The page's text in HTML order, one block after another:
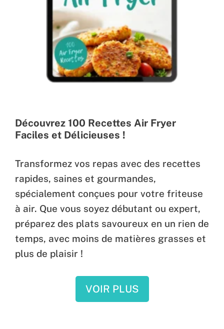
Découvrez 100 Recettes Air Fryer
Faciles et Délicieuses !
Transformez vos repas avec des recettes
rapides, saines et gourmandes,
spécialement conçues pour votre friteuse
à air. Que vous soyez débutant ou expert,
préparez des plats savoureux en un rien de
temps, avec moins de matières grasses et
plus de plaisir !
VOIR PLUS